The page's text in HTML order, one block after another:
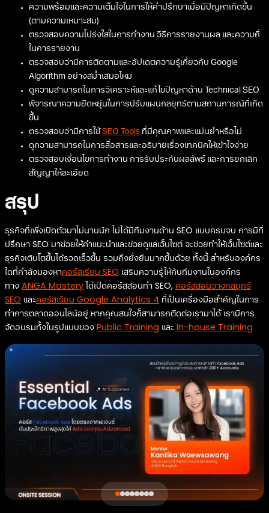
ความพร้อมและความเต็มใจในการให้คำปรึกษาเมื่อมีปัญหาเกิดขึ้น
(ตามความเหมาะสม)
ตรวจสอบความโปร่งใสในการทำงาน วิธีการรายงานผล และความถี่
ในการรายงาน
ตรวจสอบว่ามีการติดตามและอัปเดตความรู้เกี่ยวกับ Google
Algorithm อย่างสม่ำเสมอไหม
ดูความสามารถในการวิเคราะห์และแก้ไขปัญหาด้าน Technical SEO
พิจารณาความยืดหยุ่นในการปรับแผนกลยุทธ์ตามสถานการณ์ที่เกิด
ขึ้น
ตรวจสอบว่ามีการใช้ SEO Tools ที่มีคุณภาพและแม่นยำหรือไม่
ดูความสามารถในการสื่อสารและอธิบายเรื่องเทคนิคให้เข้าใจง่าย
ตรวจสอบเงื่อนไขการทำงาน การรับประกันผลลัพธ์ และการยกเลิก
สัญญาให้ละเอียด
สรุป
ธุรกิจที่เพิ่งเปิดตัวมาไม่นานนัก ไม่ได้มีทีมงานด้าน SEO แบบครบจบ การมีที่
ปรึกษา SEO มาช่วยให้คำแนะนำและช่วยดูแลเว็บไซต์ จะช่วยทำให้เว็บไซต์และ
ธุรกิจเติบโตขึ้นได้รวดเร็วขึ้น รวมถึงยั่งยืนมากขึ้นด้วย ทั้งนี้ สำหรับองค์กร
ใดที่กำลังมองหาคอร์สเรียน SEO เสริมความรู้ให้กับทีมงานในองค์กร
ทาง ANGA Mastery ได้เปิดคอร์สสอนทำ SEO, คอร์สสอนวางกลยุทธ์
SEO และคอร์สเรียน Google Analytics 4 ที่เป็นเครื่องมือสำคัญในการ
ทำการตลาดออนไลน์อยู่ หากคุณสนใจก็สามารถติดต่อเรามาได้ เรามีการ
จัดอบรมทั้งในรูปแบบของ Public Training และ In-house Training